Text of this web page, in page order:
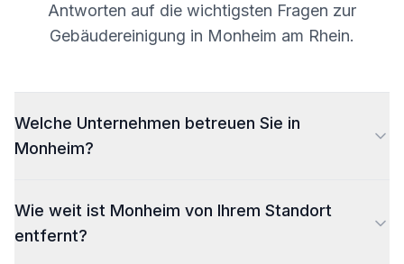
Antworten auf die wichtigsten Fragen zur
Gebäudereinigung in Monheim am Rhein.
Welche Unternehmen betreuen Sie in
Monheim?
Wie weit ist Monheim von Ihrem Standort
entfernt?